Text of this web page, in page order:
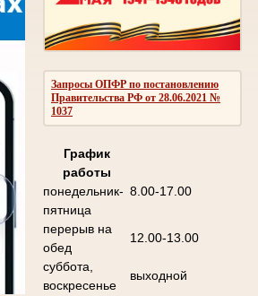
Запросы ОПФР по постановлению
Правительства РФ от 28.06.2021 №
1037
График
работы
понедельник-
пятница
8.00-17.00
перерыв на
обед
12.00-13.00
суббота,
воскресенье
выходной